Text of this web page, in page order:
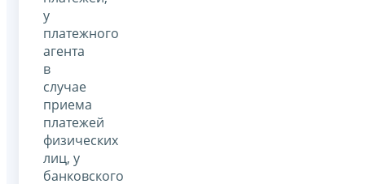
у
платежного
агента
в
случае
приема
платежей
физических
лиц, у
банковского